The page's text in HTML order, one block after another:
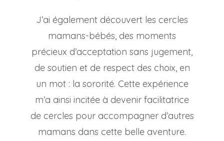
J’ai également découvert les cercles
mamans-bébés, des moments
précieux d’acceptation sans jugement,
de soutien et de respect des choix, en
un mot : la sororité. Cette expérience
m’a ainsi incitée à devenir facilitatrice
de cercles pour accompagner d’autres
mamans dans cette belle aventure.